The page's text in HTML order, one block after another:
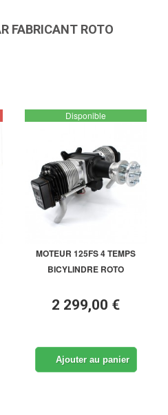
FABRICANT ROTO
Disponible
MOTEUR 125FS 4 TEMPS
BICYLINDRE ROTO
2 299,00 €
Ajouter au panier